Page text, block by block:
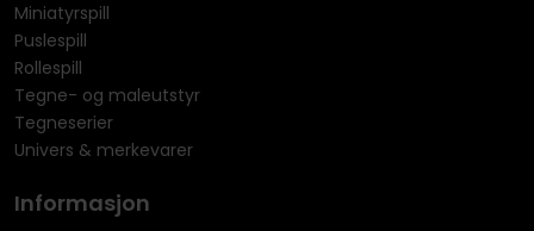
Miniatyrspill
Puslespill
Rollespill
Tegne- og maleutstyr
Tegneserier
Univers & merkevarer
Informasjon